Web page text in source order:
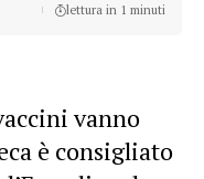
lettura in 1 minuti
vanno
è consigliato